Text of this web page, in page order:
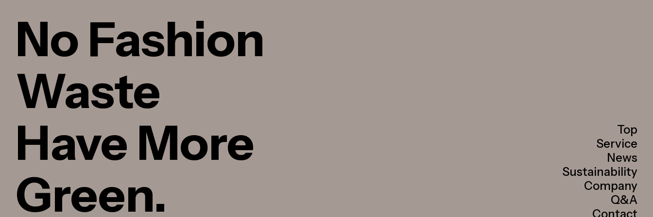
No Fashion
Waste
Have More
Green.
Top
Service
News
Sustainability
Company
Q&A
Contact